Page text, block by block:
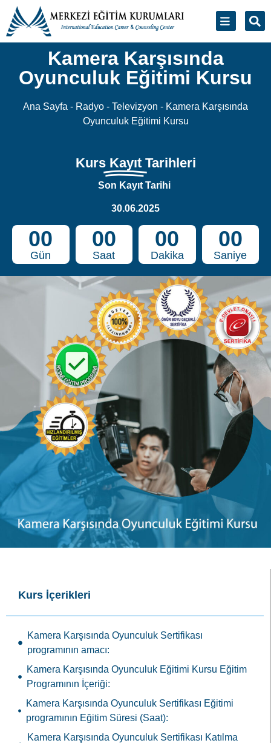
Kamera Karşısında
Oyunculuk Eğitimi Kursu
Ana Sayfa - Radyo - Televizyon - Kamera Karşısında
Oyunculuk Eğitimi Kursu
Kurs Kayıt Tarihleri
Son Kayıt Tarihi
30.06.2025
00
Gün
00
Saat
00
Dakika
00
Saniye
Kurs İçerikleri
Kamera Karşısında Oyunculuk Sertifikası
programının amacı:
Kamera Karşısında Oyunculuk Eğitimi Kursu Eğitim
Programının İçeriği:
Kamera Karşısında Oyunculuk Sertifikası Eğitimi
programının Eğitim Süresi (Saat):
Kamera Karşısında Oyunculuk Sertifikası Katılma